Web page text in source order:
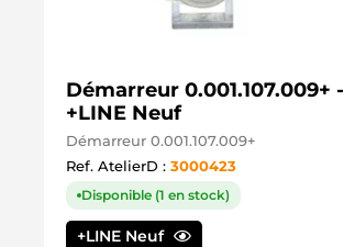
Démarreur 0.001.107.009+ -
+LINE Neuf
Démarreur 0.001.107.009+
Ref. AtelierD : 3000423
Disponible (1 en stock)
+LINE Neuf